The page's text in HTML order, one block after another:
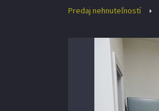
Predaj nehnuteľností